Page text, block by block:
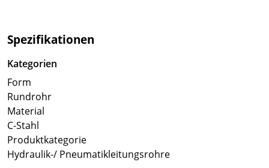
Spezifikationen
Kategorien
Form
Rundrohr
Material
C-Stahl
Produktkategorie
Hydraulik-/ Pneumatikleitungsrohre